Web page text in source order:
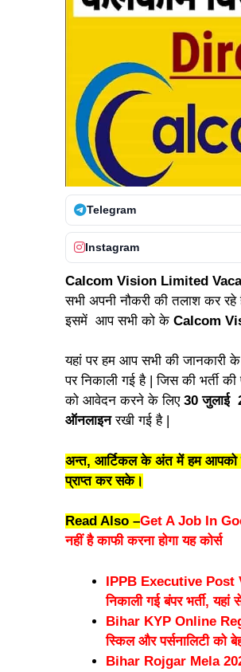
Telegram
Instagram
Calcom Vision Limited
सभी अपनी नौकरी की तलाश कर रहे
इसमें आप सभी को के Calcom
यहां पर हम आप सभी की जानकारी
पर निकाली गई है | जिस की भर्ती की
को आवेदन करने के लिए 30 जुलाई
ऑनलाइनरखी गई है |
अन्त, आर्टिकल के अंत में हम आपको
प्राप्त कर सके।
Read Also –Get A Job In
नहीं है काफी करना होगा यह कोर्स
IPPB Executive Post
निकाली गई बंपर भर्ती,
Bihar KYP Online
स्किल और पर्सनालिटी को
Bihar Rojgar Mela